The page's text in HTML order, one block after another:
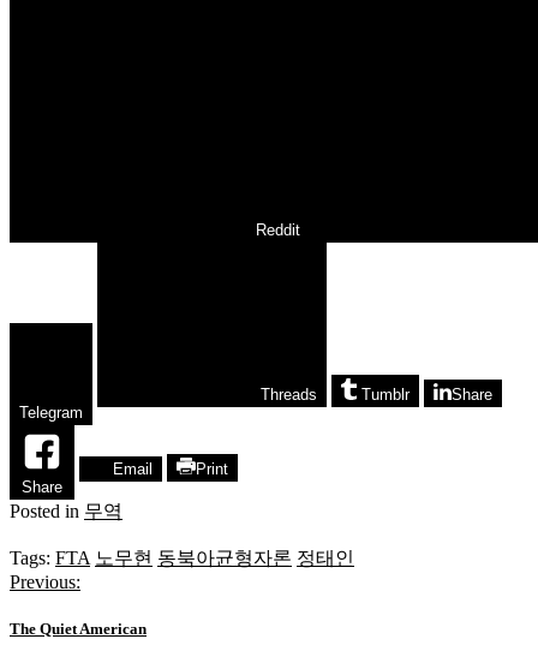
Reddit
Telegram
Threads Tumblr Share
Share
Email Print
Posted in 무역
Tags: FTA 노무현 동북아균형자론 정태인
글
탐
Previous:
The Quiet American